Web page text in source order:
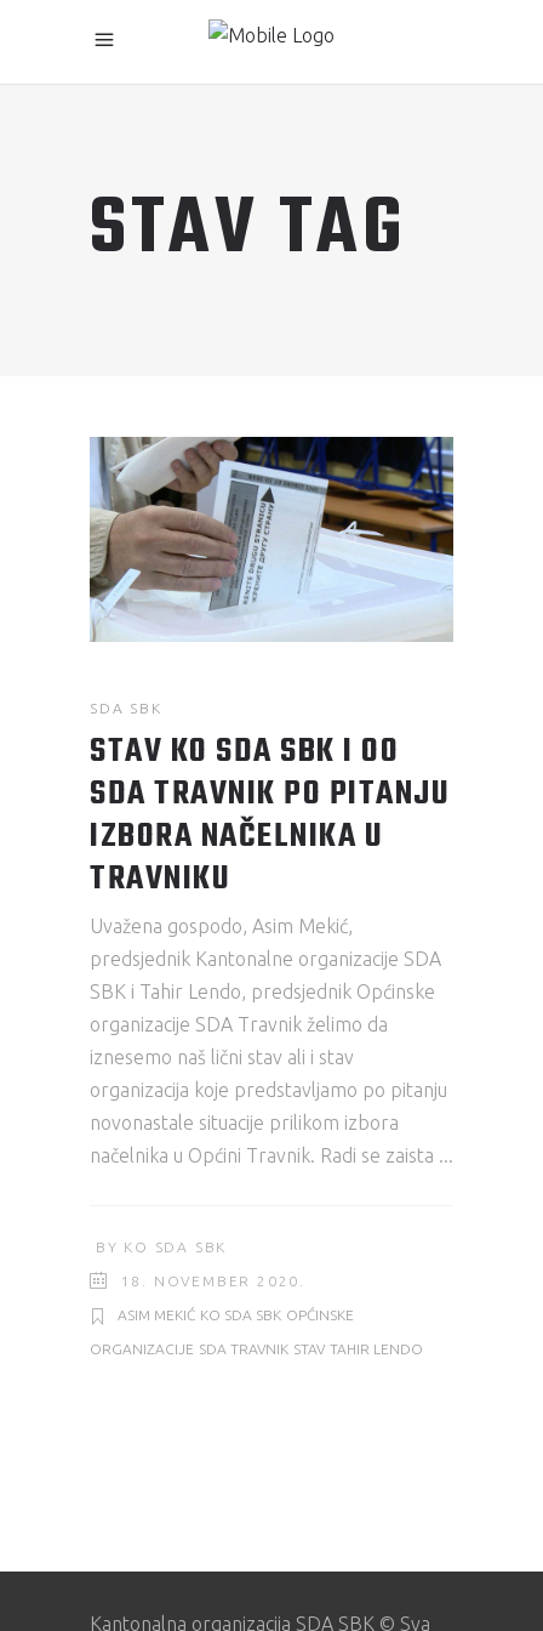
STAV TAG
SDA SBK
STAV KO SDA SBK I OO
SDA TRAVNIK PO PITANJU
IZBORA NAČELNIKA U
TRAVNIKU
Uvažena gospodo, Asim Mekić,
predsjednik Kantonalne organizacije SDA
SBK i Tahir Lendo, predsjednik Općinske
organizacije SDA Travnik želimo da
iznesemo naš lični stav ali i stav
organizacija koje predstavljamo po pitanju
novonastale situacije prilikom izbora
načelnika u Općini Travnik. Radi se zaista
BY KO SDA SBK
18. NOVEMBER 2020.
ASIM MEKIĆ KO SDA SBK OPĆINSKE
ORGANIZACIJE SDA TRAVNIK STAV TAHIR LENDO
Kantonalna organizacija SDA SBK © Sva